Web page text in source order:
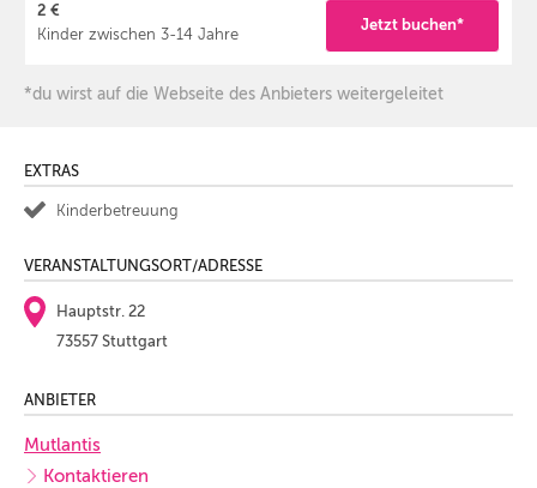
2 €
Kinder zwischen 3-14 Jahre
Jetzt buchen*
*du wirst auf die Webseite des Anbieters weitergeleitet
EXTRAS
Kinderbetreuung
VERANSTALTUNGSORT/ADRESSE
Hauptstr. 22
73557 Stuttgart
ANBIETER
Mutlantis
Kontaktieren